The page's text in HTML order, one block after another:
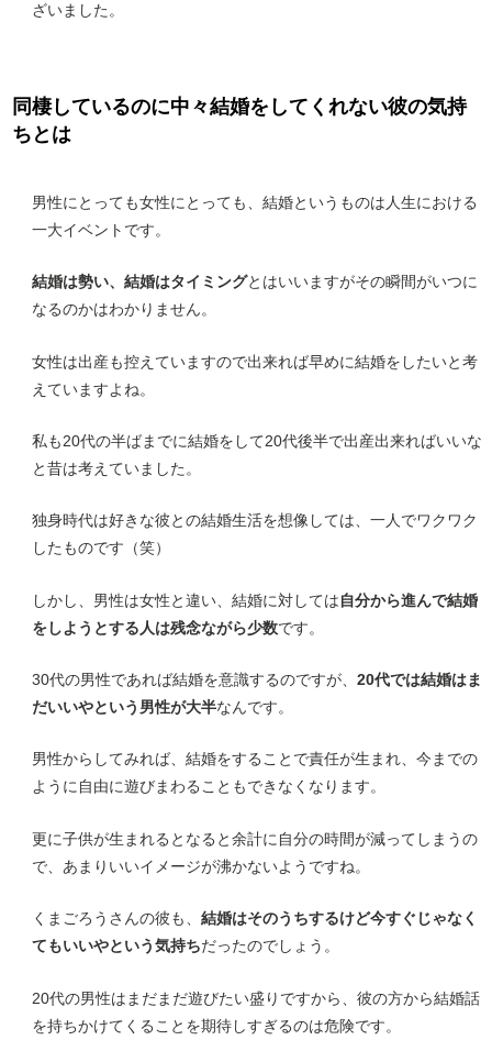
ざいました。
同棲しているのに中々結婚をしてくれない彼の気持
ちとは
男性にとっても女性にとっても、結婚というものは人生における
一大イベントです。
結婚は勢い、結婚はタイミングとはいいますがその瞬間がいつに
なるのかはわかりません。
女性は出産も控えていますので出来れば早めに結婚をしたいと考
えていますよね。
私も20代の半ばまでに結婚をして20代後半で出産出来ればいいな
と昔は考えていました。
独身時代は好きな彼との結婚生活を想像しては、一人でワクワク
したものです（笑）
しかし、男性は女性と違い、結婚に対しては自分から進んで結婚
をしようとする人は残念ながら少数です。
30代の男性であれば結婚を意識するのですが、 20代では結婚はま
だいいやという男性が大半なんです。
男性からしてみれば、結婚をすることで責任が生まれ、今までの
ように自由に遊びまわることもできなくなります。
更に子供が生まれるとなると余計に自分の時間が減ってしまうの
で、あまりいいイメージが沸かないようですね。
くまごろうさんの彼も、 結婚はそのうちするけど今すぐじゃなく
てもいいやという気持ちだったのでしょう。
20代の男性はまだまだ遊びたい盛りですから、彼の方から結婚話
を持ちかけてくることを期待しすぎるのは危険です。